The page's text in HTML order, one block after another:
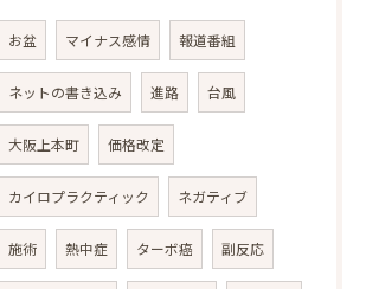
お盆 マイナス感情 報道番組
ネットの書き込み 進路 台風
大阪上本町 価格改定
カイロプラクティック ネガティブ
施術 熱中症 ターボ癌 副反応